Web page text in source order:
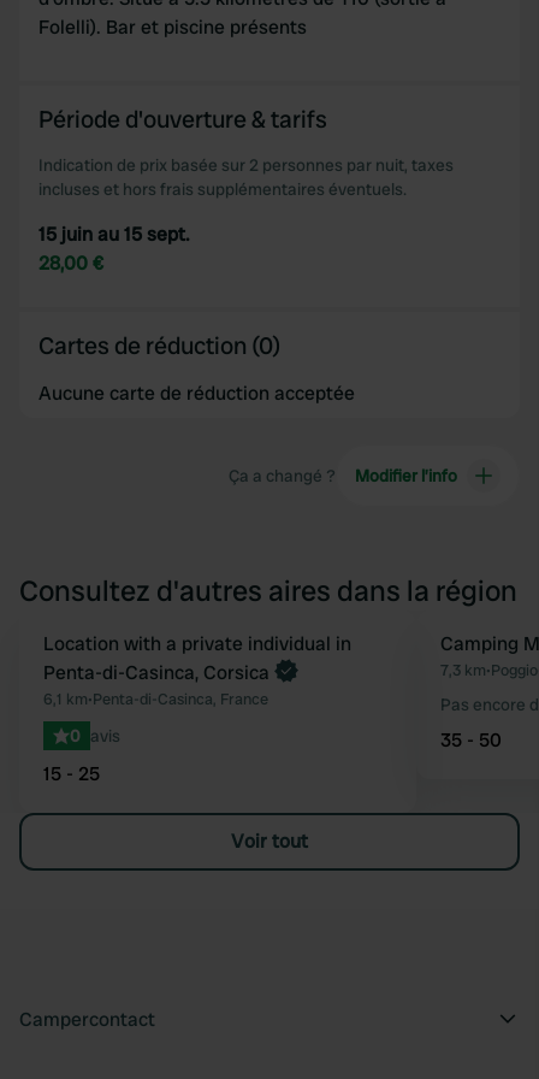
Folelli). Bar et piscine présents
Période d'ouverture & tarifs
Indication de prix basée sur 2 personnes par nuit, taxes
incluses et hors frais supplémentaires éventuels.
15 juin au 15 sept.
28,00 €
Cartes de réduction (0)
Aucune carte de réduction acceptée
Ça a changé ? Modifier l’info
Consultez d'autres aires dans la région
Préféré
Reserve maintenant
Location with a private individual in
Penta-di-Casinca, Corsica
6,1 km•Penta-di-Casinca, France
0 avis
15 - 25
Camping
7,3 km•
Pas encore
35 - 50
Voir tout
Campercontact